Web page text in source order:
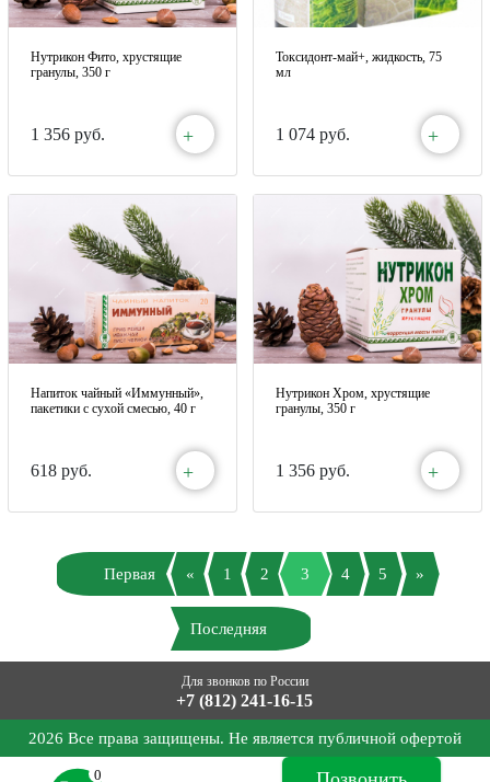
Нутрикон Фито, хрустящие
гранулы, 350 г
1 356 руб. +
Токсидонт-май+, жидкость, 75
мл
1 074 руб. +
Напиток чайный «Иммунный»,
пакетики с сухой смесью, 40 г
618 руб. +
Нутрикон Хром, хрустящие
гранулы, 350 г
1 356 руб. +
Первая « 1 2 3 4 5 »
Последняя
Для звонков по России
+7 (812) 241-16-15
2026 Все права защищены. Не является публичной офертой
0